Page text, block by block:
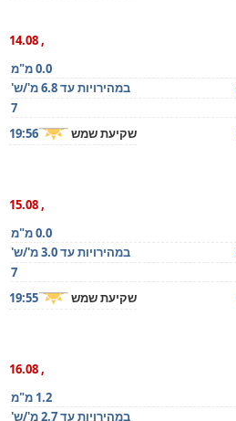
, 14.08
0.0 מ"מ
במהירויות עד 6.8 מ'/ש'
7
שקיעת שמש 19:56
, 15.08
0.0 מ"מ
במהירויות עד 3.0 מ'/ש'
7
שקיעת שמש 19:55
, 16.08
1.2 מ"מ
במהירויות עד 2.7 מ'/ש'